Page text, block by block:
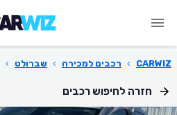
CARWIZ
› רכבים למכירה › שברולט ›
חזרה לחיפוש רכבים